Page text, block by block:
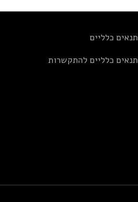
תנאים כלליים
תנאים כלליים להתקשרות